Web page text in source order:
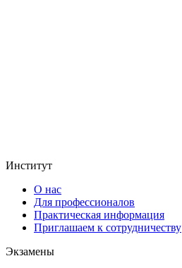
Институт
О нас
Для профессионалов
Практическая информация
Приглашаем к сотрудничеству
Экзамены